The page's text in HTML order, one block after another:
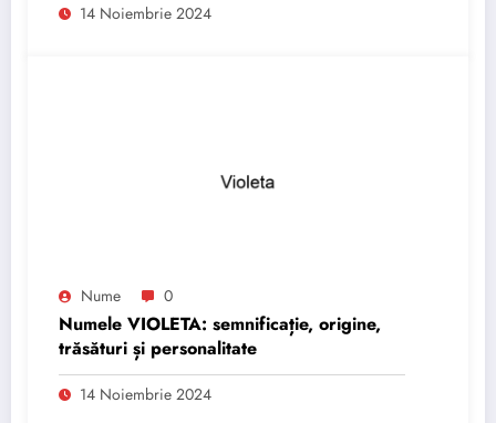
14 Noiembrie 2024
Nume 0
Numele VIOLETA: semnificație, origine,
trăsături și personalitate
14 Noiembrie 2024